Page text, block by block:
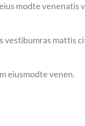
modte venenatis
vestibumras mattis
eiusmodte venen.